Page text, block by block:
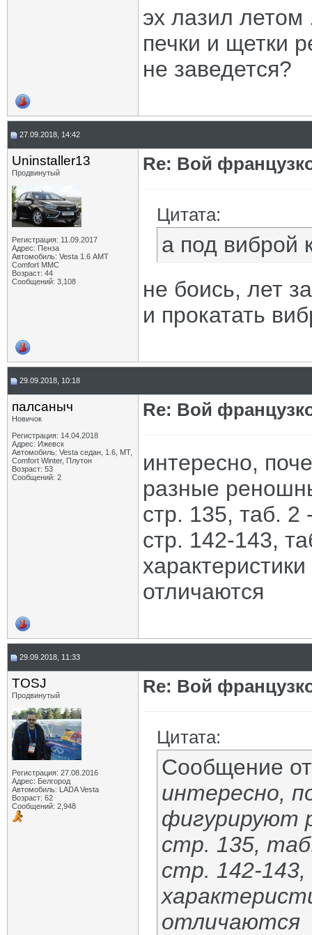
эх лазил летом
печки и щетки
не заведется?
27.09.2018, 14:42
Uninstaller13
Продвинутый
Регистрация: 11.09.2017
Адрес: Пенза
Автомобиль: Vesta 1.6 АМТ
Comfort MMC
Возраст: 44
Сообщений: 3,108
Re: Вой
Цитата:
а под виброй
не боись, лет
и прокатать
29.09.2018, 10:18
палсаныч
Новичок
Регистрация: 14.04.2018
Адрес: Ижевск
Автомобиль: Vesta седан, 1.6, МТ,
Comfort Winter, Плутон
Возраст: 53
Сообщений: 2
Re: Вой
интересно,
разные
стр. 135, таб.
стр. 142-143,
отличаются
29.09.2018, 11:33
TOSJ
Продвинутый
Регистрация: 27.08.2016
Адрес: Белгород
Автомобиль: LADA Vesta
Возраст: 62
Сообщений: 2,948
Re: Вой
Цитата:
Сообщение
интересно,
фигурируют
стр. 135,
стр. 142-
отличаются